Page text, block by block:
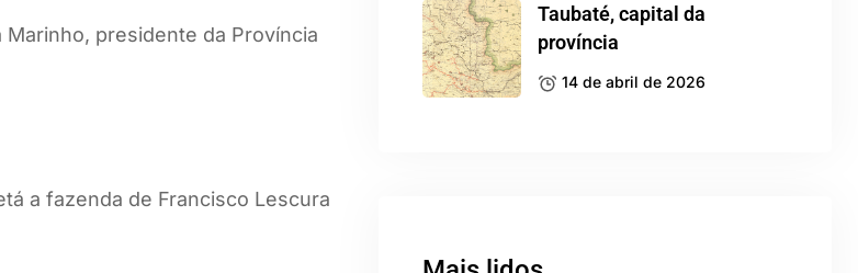
presidente da Província
a fazenda de Francisco Lescura
Taubaté, capital da
província
14 de abril de 2026